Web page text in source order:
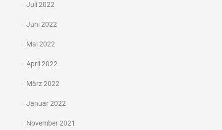
Juli 2022
Juni 2022
Mai 2022
April 2022
März 2022
Januar 2022
November 2021